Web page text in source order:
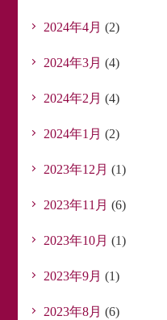
2024年4月 (2)
2024年3月 (4)
2024年2月 (4)
2024年1月 (2)
2023年12月 (1)
2023年11月 (6)
2023年10月 (1)
2023年9月 (1)
2023年8月 (6)